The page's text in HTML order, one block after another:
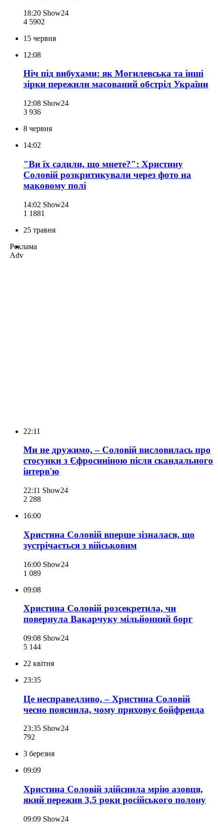
18:20 Show24
4 5902
15 червня
12:08
Ніч під вибухами: як Могилевська та інші
зірки пережили масований обстріл України
12:08 Show24
3 936
8 червня
14:02
"Ви їх садили, що мнете?": Христину
Соловій розкритикували через фото на
маковому полі
14:02 Show24
1 1881
25 травня
Реклама
Adv
22:11
Ми не дружимо, – Соловій висловилась про
стосунки з Єфросиніною після скандального
інтерв'ю
22:11 Show24
2 288
16:00
Христина Соловій вперше зізналася, що
зустрічається з військовим
16:00 Show24
1 089
09:08
Христина Соловій розсекретила, чи
повернула Вакарчуку мільйонний борг
09:08 Show24
5 144
22 квітня
23:35
Це несправедливо, – Христина Соловій
чесно пояснила, чому приховує бойфренда
23:35 Show24
792
3 березня
09:09
Христина Соловій здійснила мрію азовця,
який пережив 3,5 роки російського полону
09:09 Show24